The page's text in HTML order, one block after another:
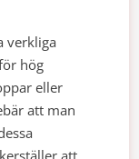
verkliga
hög
eller
att man